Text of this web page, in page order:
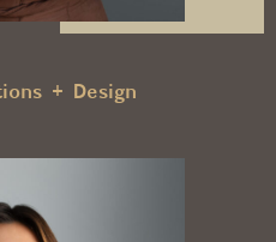
+ Design